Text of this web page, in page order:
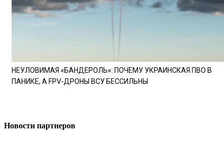
НЕУЛОВИМАЯ «БАНДЕРОЛЬ»: ПОЧЕМУ УКРАИНСКАЯ ПВО В
ПАНИКЕ, А FPV-ДРОНЫ ВСУ БЕССИЛЬНЫ
Новости партнеров